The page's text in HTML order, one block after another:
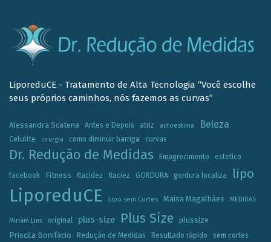
LiporeduCE - Tratamento de Alta Tecnologia “Você escolhe
seus próprios caminhos, nós fazemos as curvas”
Alessandra Scatena Antes e Depois atriz autoestima Beleza
Celulite cirurgia como diminuir barriga curvas
Dr. Redução de Medidas Emagrecimento estetico
facebook Fitness flacidez flaciez GORDURA gordura localiza lipo
LiporeduCE Lipo sem Cortes Maísa Magalhães MEDIDAS
Miriam Lins original plus-size Plus Size
plussize
Priscila Bonifácio
Redução de Medidas Resultado rápido sem cortes